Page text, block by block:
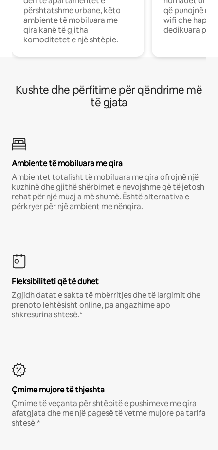
përshtatshme urbane, këto
ambiente të mobiluara me
qira kanë të gjitha
komoditetet e një shtëpie.
që punojnë në
wifi dhe
dedikuara
Kushte dhe përfitime për qëndrime më
të gjata
Ambiente të mobiluara me qira
Ambientet totalisht të mobiluara me qira ofrojnë një
kuzhinë dhe gjithë shërbimet e nevojshme që të jetosh
rehat për një muaj a më shumë. Është alternativa e
përkryer për një ambient me nënqira.
Fleksibiliteti që të duhet
Zgjidh datat e sakta të mbërritjes dhe të largimit dhe
prenoto lehtësisht online, pa angazhime apo
shkresurina shtesë.*
Çmime mujore të thjeshta
Çmime të veçanta për shtëpitë e pushimeve me qira
afatgjata dhe me një pagesë të vetme mujore pa tarifa
shtesë.*